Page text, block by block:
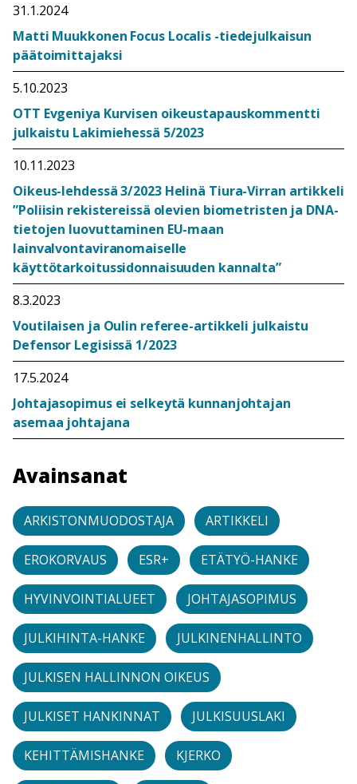
31.1.2024
Matti Muukkonen Focus Localis -tiedejulkaisun
päätoimittajaksi
5.10.2023
OTT Evgeniya Kurvisen oikeustapauskommentti
julkaistu Lakimiehessä 5/2023
10.11.2023
Oikeus-lehdessä 3/2023 Helinä Tiura-Virran artikkeli
”Poliisin rekistereissä olevien biometristen ja DNA-
tietojen luovuttaminen EU-maan
lainvalvontaviranomaiselle
käyttötarkoitussidonnaisuuden kannalta”
8.3.2023
Voutilaisen ja Oulin referee-artikkeli julkaistu
Defensor Legisissä 1/2023
17.5.2024
Johtajasopimus ei selkeytä kunnanjohtajan
asemaa johtajana
Avainsanat
ARKISTONMUODOSTAJA ARTIKKELI
EROKORVAUS ESR+ ETÄTYÖ-HANKE
HYVINVOINTIALUEET JOHTAJASOPIMUS
JULKIHINTA-HANKE JULKINENHALLINTO
JULKISEN HALLINNON OIKEUS
JULKISET HANKINNAT JULKISUUSLAKI
KEHITTÄMISHANKE KJERKO